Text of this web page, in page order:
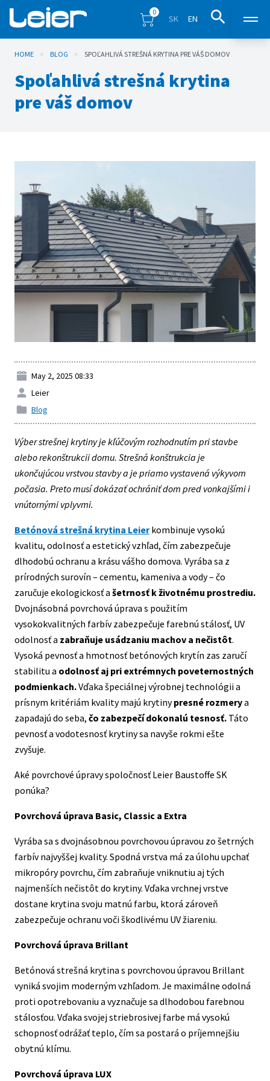
0
SK EN
Products
Eshop
Blog
Downloads
Contacts
HOME > BLOG > SPOĽAHLIVÁ STREŠNÁ KRYTINA PRE VÁŠ DOMOV
Spoľahlivá strešná krytina
pre váš domov
May 2, 2025 08:33
Leier
Blog
Výber strešnej krytiny je kľúčovým rozhodnutím pri stavbe
alebo rekonštrukcii domu. Strešná konštrukcia je
ukončujúcou vrstvou stavby a je priamo vystavená výkyvom
počasia. Preto musí dokázať ochrániť dom pred vonkajšími i
vnútornými vplyvmi.
Betónová strešná krytina Leierkombinuje vysokú
kvalitu, odolnosť a estetický vzhľad, čím zabezpečuje
dlhodobú ochranu a krásu vášho domova. Vyrába sa z
prírodných surovín – cementu, kameniva a vody – čo
zaručuje ekologickosť a šetrnosť k životnému prostrediu.
Dvojnásobná povrchová úprava s použitím
vysokokvalitných farbív zabezpečuje farebnú stálosť, UV
odolnosť a zabraňuje usádzaniu machov a nečistôt.
Vysoká pevnosť a hmotnosť betónových krytín zas zaručí
stabilitu a odolnosť aj pri extrémnych poveternostných
podmienkach.Vďaka špeciálnej výrobnej technológii a
prísnym kritériám kvality majú krytinypresné rozmerya
zapadajú do seba, čo zabezpečí dokonalú tesnosť. Táto
pevnosť a vodotesnosť krytiny sa navyše rokmi ešte
zvyšuje.
Aké povrchové úpravy spoločnosť Leier Baustoffe SK
ponúka?
Povrchová úprava Basic, Classic a Extra
Vyrába sa s dvojnásobnou povrchovou úpravou zo šetrných
farbív najvyššej kvality. Spodná vrstva má za úlohu upchať
mikropóry povrchu, čím zabraňuje vniknutiu aj tých
najmenších nečistôt do krytiny. Vďaka vrchnej vrstve
dostane krytina svoju matnú farbu, ktorá zároveň
zabezpečuje ochranu voči škodlivému UV žiareniu.
Povrchová úprava Brillant
Betónová strešná krytina s povrchovou úpravou Brillant
vyniká svojim moderným vzhľadom. Je maximálne odolná
proti opotrebovaniu a vyznačuje sa dlhodobou farebnou
stálosťou. Vďaka svojej striebrosivej farbe má vysokú
schopnosť odrážať teplo, čím sa postará o príjemnejšiu
obytnú klímu.
Povrchová úprava LUX